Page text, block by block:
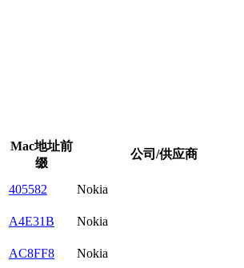
Mac地址前
缀
公司/供应商
405582 Nokia
A4E31B
Nokia
AC8FF8
Nokia